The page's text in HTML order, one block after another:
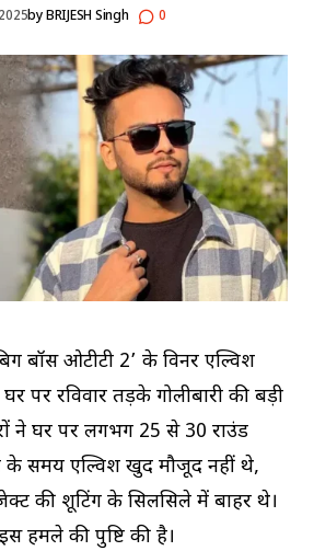
byBRIJESH Singh 0
बॉस ओटीटी 2’ के विनर एल्विश
घर पर रविवार तड़के गोलीबारी की बड़ी
ने घर पर लगभग 25 से 30 राउंड
के समय एल्विश खुद मौजूद नहीं थे,
की शूटिंग के सिलसिले में बाहर थे।
हमले की पुष्टि की है।